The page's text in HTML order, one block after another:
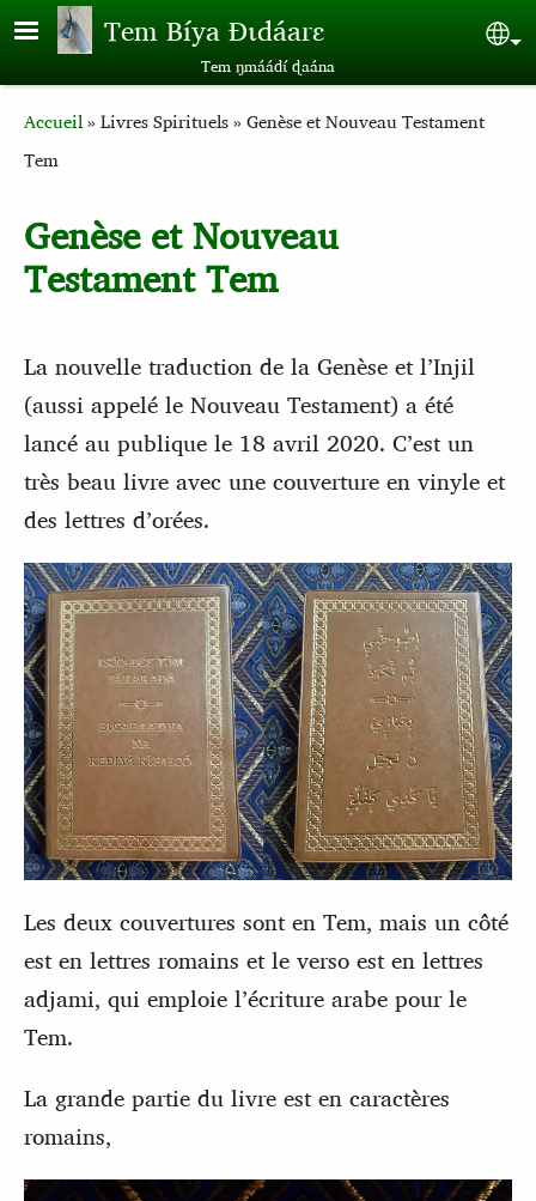
Aller au contenu principal
Tem Bíya Ɖɩdáarɛ
Tem ŋmáádɩ́ ɖaána
Breadcrumb
Accueil Livres Spirituels Genèse et Nouveau Testament
Tem
Genèse et Nouveau
Testament Tem
La nouvelle traduction de la Genèse et l’Injil
(aussi appelé le Nouveau Testament) a été
lancé au publique le 18 avril 2020. C’est un
très beau livre avec une couverture en vinyle et
des lettres d’orées.
Les deux couvertures sont en Tem, mais un côté
est en lettres romains et le verso est en lettres
adjami, qui emploie l’écriture arabe pour le
Tem.
La grande partie du livre est en caractères
romains,